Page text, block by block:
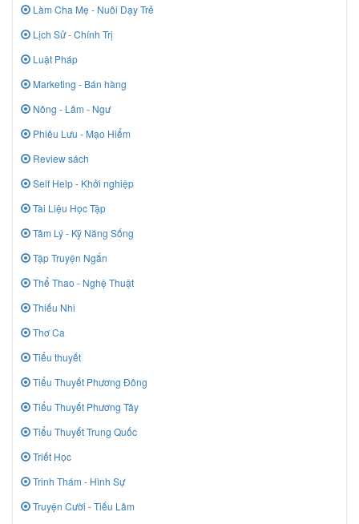
Làm Cha Mẹ - Nuôi Dạy Trẻ
Lịch Sử - Chính Trị
Luật Pháp
Marketing - Bán hàng
Nông - Lâm - Ngư
Phiêu Lưu - Mạo Hiểm
Review sách
Self Help - Khởi nghiệp
Tài Liệu Học Tập
Tâm Lý - Kỹ Năng Sống
Tập Truyện Ngắn
Thể Thao - Nghệ Thuật
Thiếu Nhi
Thơ Ca
Tiểu thuyết
Tiểu Thuyết Phương Đông
Tiểu Thuyết Phương Tây
Tiểu Thuyết Trung Quốc
Triết Học
Trinh Thám - Hình Sự
Truyện Cười - Tiếu Lâm